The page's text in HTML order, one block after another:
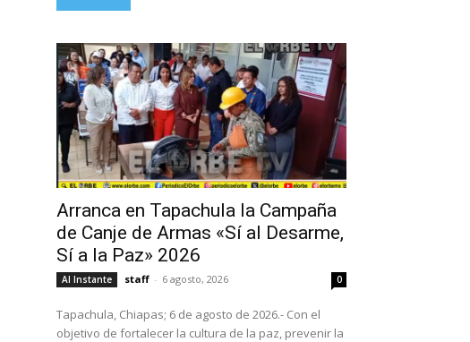
Arranca en Tapachula la Campaña
de Canje de Armas «Sí al Desarme,
Sí a la Paz» 2026
Al Instante staff - 6 agosto, 2026 0
Tapachula, Chiapas; 6 de agosto de 2026.- Con el
objetivo de fortalecer la cultura de la paz, prevenir la